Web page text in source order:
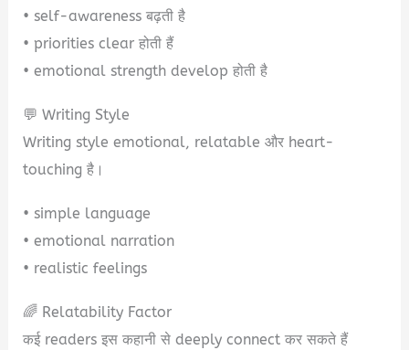
• self-awareness बढ़ती है
• priorities clear होती हैं
• emotional strength develop होती है
💬 Writing Style
Writing style emotional, relatable और heart-
touching है।
• simple language
• emotional narration
• realistic feelings
🌈 Relatability Factor
कई readers इस कहानी से deeply connect कर सकते हैं